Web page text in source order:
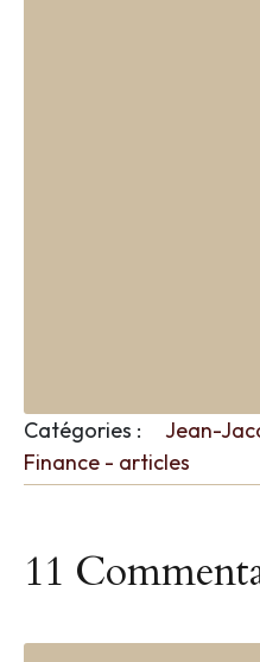
Catégories : Jean-
Finance - articles
11